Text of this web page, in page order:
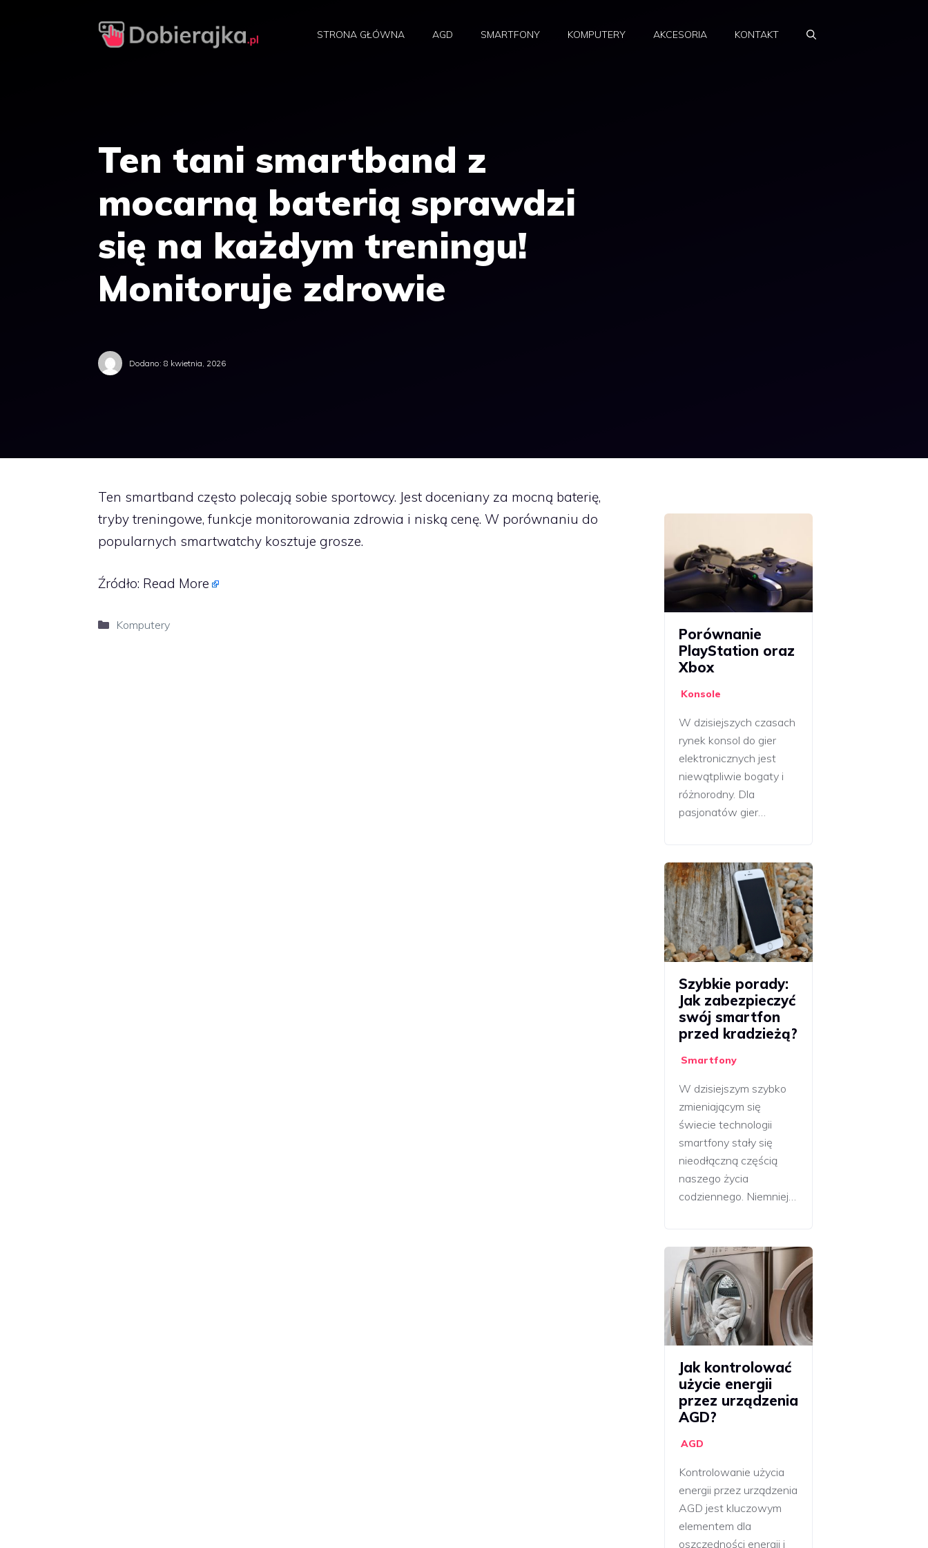
STRONA GŁÓWNA AGD SMARTFONY KOMPUTERY AKCESORIA KONTAKT
Ten tani smartband z
mocarną baterią sprawdzi
się na każdym treningu!
Monitoruje zdrowie
Dodano: 8 kwietnia, 2026
Ten smartband często polecają sobie sportowcy. Jest doceniany za mocną baterię,
tryby treningowe, funkcje monitorowania zdrowia i niską cenę. W porównaniu do
popularnych smartwatchy kosztuje grosze.
Źródło: Read More
Kategorie
Komputery
Porównanie
PlayStation oraz
Xbox
Konsole
W dzisiejszych czasach
rynek konsol do gier
elektronicznych jest
niewątpliwie bogaty i
różnorodny. Dla
pasjonatów gier…
Szybkie porady:
Jak zabezpieczyć
swój smartfon
przed kradzieżą?
Smartfony
W dzisiejszym szybko
zmieniającym się
świecie technologii
smartfony stały się
nieodłączną częścią
naszego życia
codziennego. Niemniej…
Jak kontrolować
użycie energii
przez urządzenia
AGD?
AGD
Kontrolowanie użycia
energii przez urządzenia
AGD jest kluczowym
elementem dla
oszczędności energii i